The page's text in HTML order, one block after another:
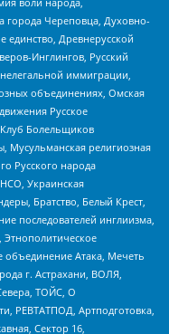
города Череповца, Духовно-
единство, Древнерусской
Инглингов, Русский
иммиграции,
объединениях, Омская
Русское
Болельщиков
Мусульманская религиозная
Русского народа
Украинская
Братство, Белый Крест,
последователей инглиизма,
объединение Атака, Мечеть
г. Астрахани, ВОЛЯ,
ТОЙС, О
РЕВТАТПОД, Артподготовка,
Сектор 16,